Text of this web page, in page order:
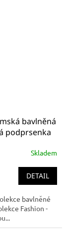
bavlněná
podprsenka
Skladem
DETAIL
bavlněné
Fashion -